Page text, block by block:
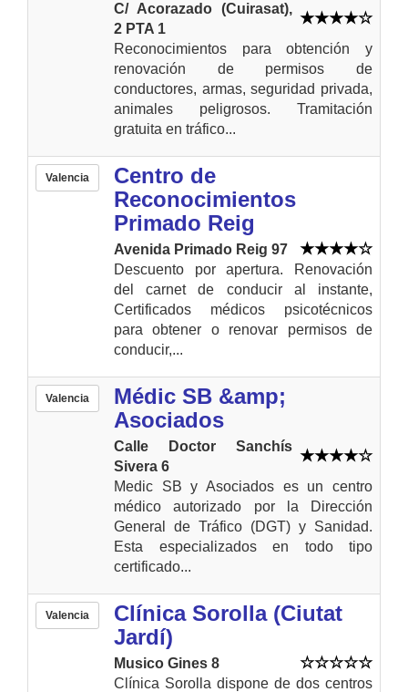
C/ Acorazado (Cuirasat),
2 PTA 1
Reconocimientos para obtención y
renovación de permisos de
conductores, armas, seguridad privada,
animales peligrosos. Tramitación
gratuita en tráfico...
Valencia
Centro de
Reconocimientos
Primado Reig
Avenida Primado Reig 97
Descuento por apertura. Renovación
del carnet de conducir al instante,
Certificados médicos psicotécnicos
para obtener o renovar permisos de
conducir,...
Valencia
Médic SB &amp;
Asociados
Calle Doctor Sanchís
Sivera 6
Medic SB y Asociados es un centro
médico autorizado por la Dirección
General de Tráfico (DGT) y Sanidad.
Esta especializados en todo tipo
certificado...
Valencia
Clínica Sorolla (Ciutat
Jardí)
Musico Gines 8
Clínica Sorolla dispone de dos centros